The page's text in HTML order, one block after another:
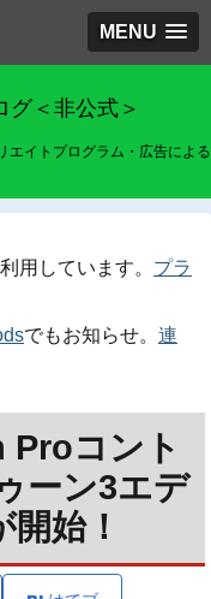
MENU
グ＜非公式＞
エイトプログラム・広告による
用しています。 プラ
でもお知らせ。 連
Proコント
ーン3エデ
始！